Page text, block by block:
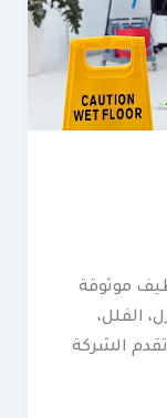
موثوقة
الفلل،
تقدم الشركة